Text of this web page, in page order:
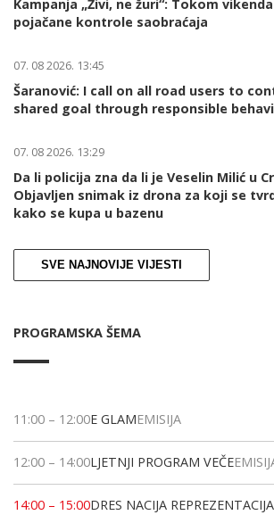
Kampanja „Živi, ne žuri“: Tokom
pojačane kontrole saobraćaja
07. 08 2026. 13:45
Šaranović: I call on all road users to
shared goal through responsible
07. 08 2026. 13:29
Da li policija zna da li je Veselin Milić u
Objavljen snimak iz drona za koji se
kako se kupa u bazenu
SVE NAJNOVIJE VIJESTI
PROGRAMSKA ŠEMA
11:00 – 12:00E GLAMEMISIJA
12:00 – 14:00LJETNJI PROGRAM VEČE
14:00 – 15:00DRES NACIJA REPREZENTACIJA